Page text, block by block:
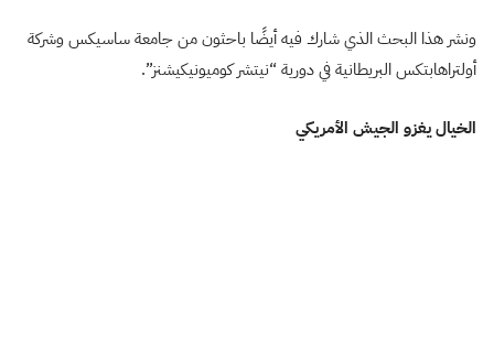
ونشر هذا البحث الذي شارك فيه أيضًا باحثون من جامعة ساسيكس وشركة
أولتراهابتكس البريطانية في دورية “نيتشر كوميونيكيشنز”.
الخيال يغزو الجيش الأمريكي